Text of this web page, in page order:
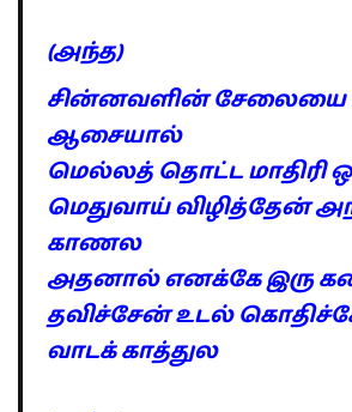
(அந்த)
சின்னவளின்
ஆசையால்
மெல்லத் தொட்ட மாதிரி
மெதுவாய் விழித்தேன்
காணல
அதனால் எனக்கே இரு
தவிச்சேன் உடல்
வாடக் காத்துல